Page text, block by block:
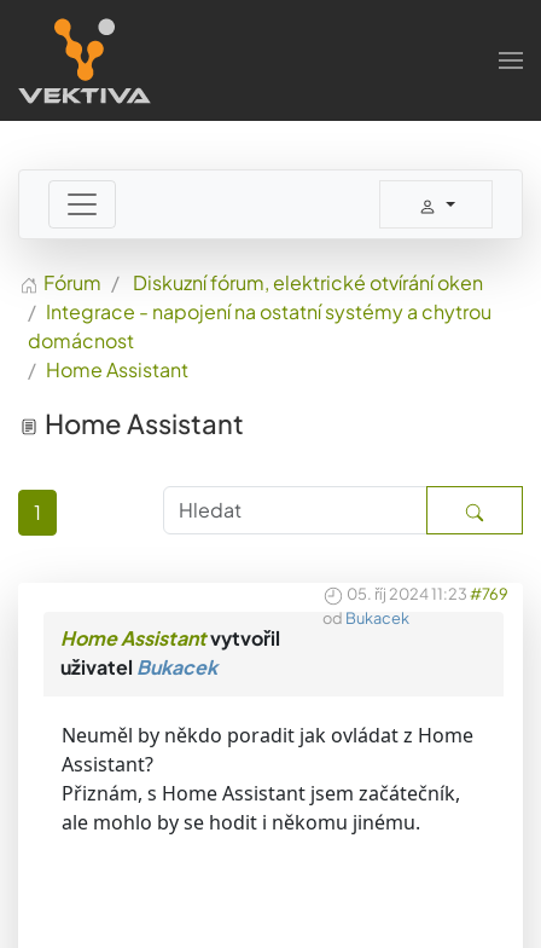
Skip to main content
Fórum
Diskuzní fórum, elektrické otvírání oken
Integrace - napojení na ostatní systémy a chytrou
domácnost
Home Assistant
Home Assistant
1
05. říj 2024 11:23#769
od Bukacek
Home Assistantvytvořil
uživatel Bukacek
Neuměl by někdo poradit jak ovládat z Home
Assistant?
Přiznám, s Home Assistant jsem začátečník,
ale mohlo by se hodit i někomu jinému.